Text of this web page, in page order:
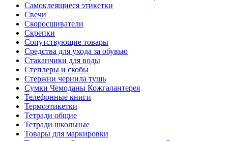
Самоклеящиеся этикетки
Свечи
Скоросшиватели
Скрепки
Сопутствующие товары
Средства для ухода за обувью
Стаканчики для воды
Степлеры и скобы
Стержни чернила тушь
Сумки Чемоданы Кожгалантерея
Телефонные книги
Термоэтикетки
Тетради общие
Тетради школьные
Товары для маркировки